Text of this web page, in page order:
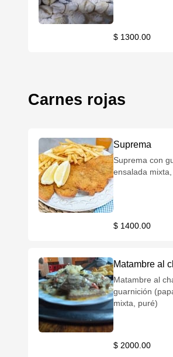
$ 1300.00
Carnes rojas
Suprema
Suprema con
ensalada
$ 1400.00
Matambre al
Matambre al
guarnición (papas fritas, ensalada
mixta, puré)
$ 2000.00